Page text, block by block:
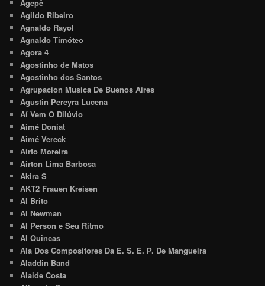
Agepê
Agildo Ribeiro
Agnaldo Rayol
Agnaldo Timóteo
Agora 4
Agostinho de Matos
Agostinho dos Santos
Agrupacion Musica De Buenos Aires
Agustin Pereyra Lucena
Aí Vem O Dilúvio
Aimé Doniat
Aimé Vereck
Airto Moreira
Airton Lima Barbosa
Akira S
AKT2 Frauen Kreisen
Al Brito
Al Newman
Al Person e Seu Ritmo
Al Quincas
Ala Dos Compositores Da E. S. E. P. De Mangueira
Aladdin Band
Alaide Costa